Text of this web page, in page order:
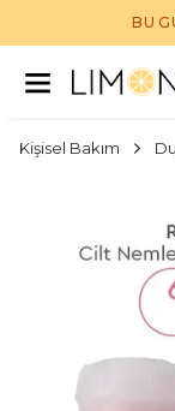
BU
Kişisel Bakım